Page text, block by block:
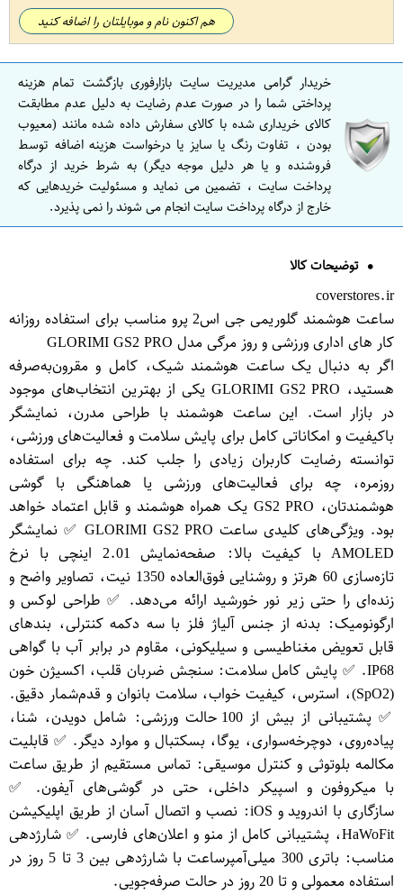
هم اکنون نام و موبایلتان را اضافه کنید
خریدار گرامی مدیریت سایت بازارفوری بازگشت تمام هزینه
پرداختی شما را در صورت عدم رضایت به دلیل عدم مطابقت
کالای خریداری شده با کالای سفارش داده شده مانند (معیوب
بودن ، تفاوت رنگ یا سایز یا درخواست هزینه اضافه توسط
فروشنده و یا هر دلیل موجه دیگر) به شرط خرید از درگاه
پرداخت سایت ، تضمین می نماید و مسئولیت خریدهایی که
خارج از درگاه پرداخت سایت انجام می شوند را نمی پذیرد.
توضیحات کالا
coverstores.ir
ساعت هوشمند گلوریمی جی اس2 پرو مناسب برای استفاده روزانه
کار های اداری ورزشی و روز مرگی مدل GLO​RIMI GS2 PRO
اگر به دنبال یک ساعت هوشمند شیک، کامل و مقرون‌به‌صرفه
هستید، GLO​RIMI GS2 PRO یکی از بهترین انتخاب‌های موجود
در بازار است. این ساعت هوشمند با طراحی مدرن، نمایشگر
باکیفیت و امکاناتی کامل برای پایش سلامت و فعالیت‌های ورزشی،
توانسته رضایت کاربران زیادی را جلب کند. چه برای استفاده
روزمره، چه برای فعالیت‌های ورزشی یا هماهنگی با گوشی
هوشمندتان، GS2 PRO یک همراه هوشمند و قابل اعتماد خواهد
بود. ویژگی‌های کلیدی ساعت GLO​RIMI GS2 PRO ✅ نمایشگر
AMOLED با کیفیت بالا: صفحه‌نمایش 2.01 اینچی با نرخ
تازه‌سازی 60 هرتز و روشنایی فوق‌العاده 1350 نیت، تصاویر واضح و
زنده‌ای را حتی زیر نور خورشید ارائه می‌دهد. ✅ طراحی لوکس و
ارگونومیک: بدنه از جنس آلیاژ فلز با سه دکمه کنترلی، بندهای
قابل تعویض مغناطیسی و سیلیکونی، مقاوم در برابر آب با گواهی
IP68. ✅ پایش کامل سلامت: سنجش ضربان قلب، اکسیژن خون
(SpO2)، استرس، کیفیت خواب، سلامت بانوان و قدم‌شمار دقیق.
✅ پشتیبانی از بیش از 100 حالت ورزشی: شامل دویدن، شنا،
پیاده‌روی، دوچرخه‌سواری، یوگا، بسکتبال و موارد دیگر. ✅ قابلیت
مکالمه بلوتوثی و کنترل موسیقی: تماس مستقیم از طریق ساعت
با میکروفون و اسپیکر داخلی، حتی در گوشی‌های آیفون. ✅
سازگاری با اندروید و iOS: نصب و اتصال آسان از طریق اپلیکیشن
HaWoFit، پشتیبانی کامل از منو و اعلان‌های فارسی. ✅ شارژدهی
مناسب: باتری 300 میلی‌آمپرساعت با شارژدهی بین 3 تا 5 روز در
استفاده معمولی و تا 20 روز در حالت صرفه‌جویی.